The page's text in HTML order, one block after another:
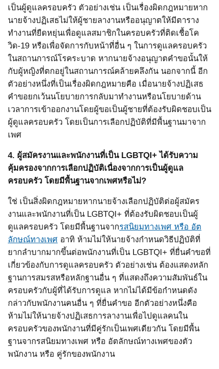
เป็นผู้ดูแลครอบครัว ตัวอย่างเช่น เป็นเรื่องผิดกฎหมายหาก
นายจ้างปฏิเสธไม่ให้ผู้ชายลางานหรืออนุญาตให้มีตาราง
ทำงานที่ยืดหยุ่นเพื่อดูแลสมาชิกในครอบครัวที่ติดเชื้อโค
วิด-19 หรือเพื่อจัดการกับหน้าที่อื่น ๆ ในการดูแลครอบครัว
ในสถานการณ์โรคระบาด หากนายจ้างอนุญาตคำขอนั้นให้
กับผู้หญิงที่ตกอยู่ในสถานการณ์คล้ายคลึงกัน นอกจากนี้ อีก
ตัวอย่างหนึ่งที่เป็นเรื่องผิดกฎหมายคือ เมื่อนายจ้างปฏิเสธ
คำขอยกเว้นนโยบายการกลับมาทำงานหรือนโยบายด้าน
เวลาการเข้าออกงานโดยผู้ขอเป็นผู้ชายที่ต้องรับผิดชอบเป็น
ผู้ดูแลครอบครัว โดยเป็นการเลือกปฏิบัติที่มีพื้นฐานมาจาก
เพศ
4. ผู้สมัครงานและพนักงานที่เป็นLGBTQI+ได้รับความ
คุ้มครองจากการเลือกปฏิบัติเนื่องจากการเป็นผู้ดูแล
ครอบครัว โดยมีพื้นฐานจากเพศหรือไม่?
ใช่ เป็นสิ่งผิดกฎหมายหากนายจ้างเลือกปฏิบัติต่อผู้สมัคร
งานและพนักงานที่เป็น LGBTQI+ ที่ต้องรับผิดชอบเป็นผู้
ดูแลครอบครัว โดยมีพื้นฐานจากรสนิยมทางเพศ หรือ อัต
ลักษณ์ทางเพศ อาทิ ห้ามไม่ให้นายจ้างกำหนดวิธีปฏิบัติที่
ยากลำบากมากขึ้นต่อพนักงานที่เป็น LGBTQI+ ที่ยื่นคำขอที่
เกี่ยวข้องกับการดูแลครอบครัว ตัวอย่างเช่น ต้องแสดงหลัก
ฐานการสมรสหรือหลักฐานอื่น ๆ ที่แสดงถึงความสัมพันธ์ใน
ครอบครัวกับผู้ที่ได้รับการดูแล หากไม่ได้มีข้อกำหนดดัง
กล่าวกับพนักงานคนอื่น ๆ ที่ยื่นคำขอ อีกตัวอย่างหนึ่งคือ
ห้ามไม่ให้นายจ้างปฏิเสธการลางานเพื่อไปดูแลคนใน
ครอบครัวของพนักงานที่มีคู่รักเป็นเพศเดียวกัน โดยมีพื้น
ฐานจากรสนิยมทางเพศ หรือ อัตลักษณ์ทางเพศของตัว
พนักงาน หรือ คู่รักของพนักงาน